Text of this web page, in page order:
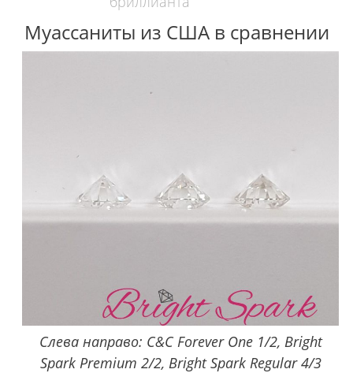
Муассаниты из США в сравнении
Слева направо: C&C Forever One 1/2, Bright
Spark Premium 2/2, Bright Spark Regular 4/3